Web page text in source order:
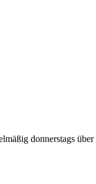
donnerstags